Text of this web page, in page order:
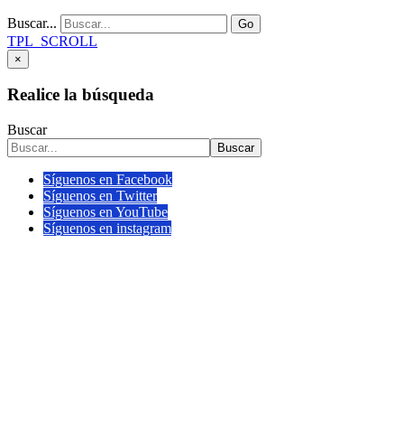
Buscar... Go
TPL_SCROLL
×
Realice la búsqueda
Buscar
Buscar
Síguenos en Facebook
Síguenos en Twitter
Síguenos en YouTube
Síguenos en instagram